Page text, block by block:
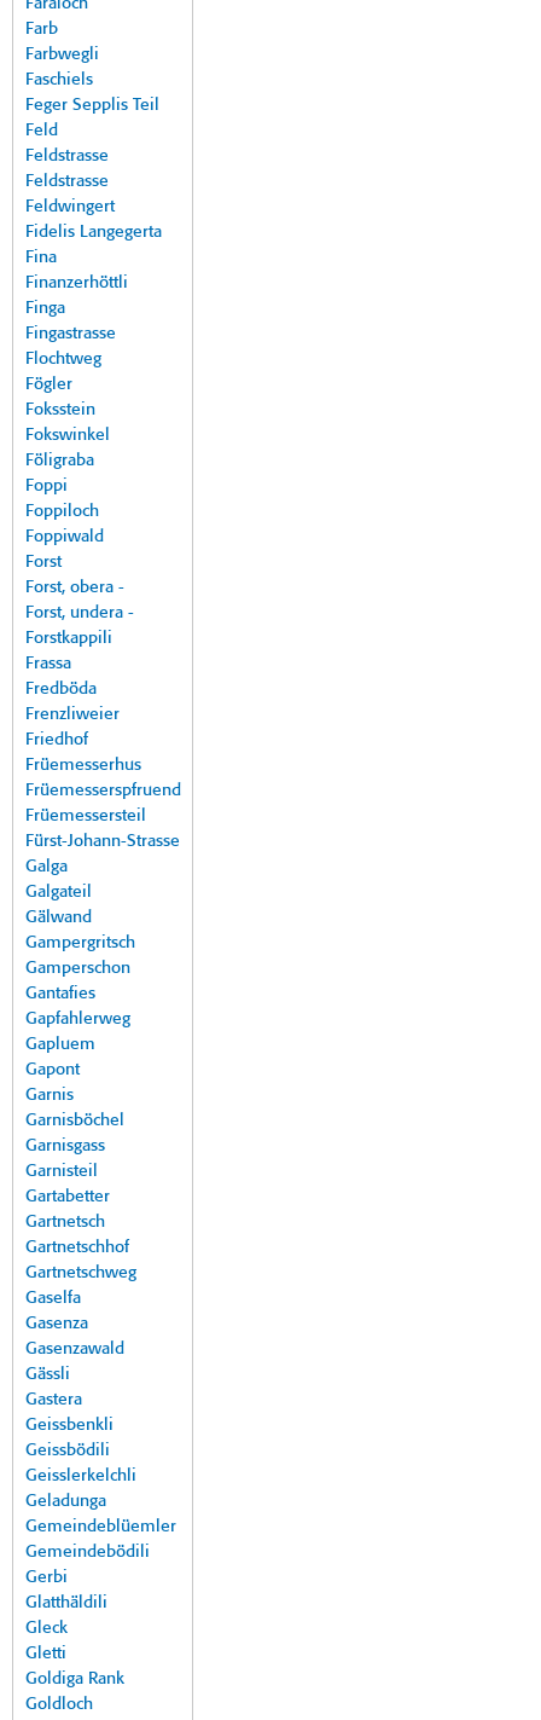
Faraloch
Farb
Farbwegli
Faschiels
Feger Sepplis Teil
Feld
Feldstrasse
Feldstrasse
Feldwingert
Fidelis Langegerta
Fina
Finanzerhöttli
Finga
Fingastrasse
Flochtweg
Fögler
Foksstein
Fokswinkel
Föligraba
Foppi
Foppiloch
Foppiwald
Forst
Forst, obera -
Forst, undera -
Forstkappili
Frassa
Fredböda
Frenzliweier
Friedhof
Früemesserhus
Früemesserspfruend
Früemessersteil
Fürst-Johann-Strasse
Galga
Galgateil
Gälwand
Gampergritsch
Gamperschon
Gantafies
Gapfahlerweg
Gapluem
Gapont
Garnis
Garnisböchel
Garnisgass
Garnisteil
Gartabetter
Gartnetsch
Gartnetschhof
Gartnetschweg
Gaselfa
Gasenza
Gasenzawald
Gässli
Gastera
Geissbenkli
Geissbödili
Geisslerkelchli
Geladunga
Gemeindeblüemler
Gemeindebödili
Gerbi
Glatthäldili
Gleck
Gletti
Goldiga Rank
Goldloch